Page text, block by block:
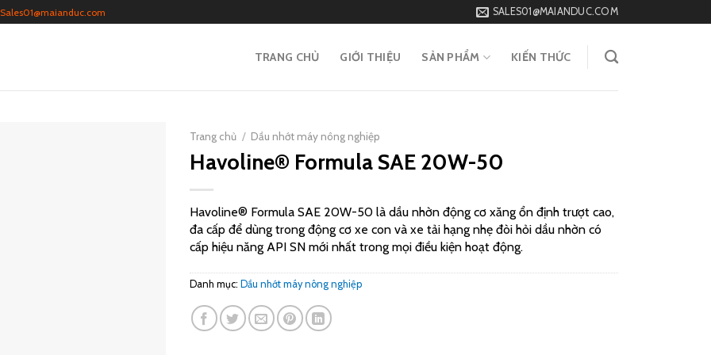
Sales01@maianduc.com SALES01@MAIANDUC.COM
TRANG CHỦ GIỚI THIỆU SẢN PHẨM KIẾN THỨC
Trang chủ / Dầu nhớt máy nông nghiệp
Havoline® Formula SAE 20W-50
Havoline® Formula SAE 20W-50 là dầu nhờn động cơ xăng ổn định trượt cao,
đa cấp để dùng trong động cơ xe con và xe tải hạng nhẹ đòi hỏi dầu nhờn có
cấp hiệu năng API SN mới nhất trong mọi điều kiện hoạt động.
Danh mục: Dầu nhớt máy nông nghiệp